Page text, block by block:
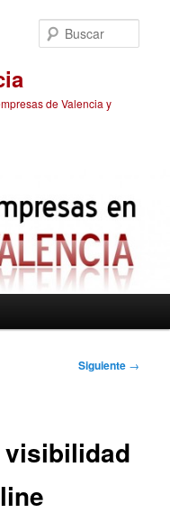
de Valencia y
Siguiente →
visibilidad